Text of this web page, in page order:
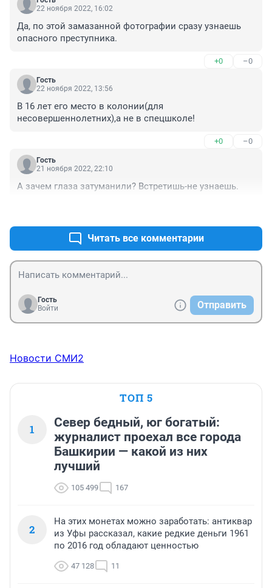
22 ноября 2022, 16:02
Да, по этой замазанной фотографии сразу узнаешь
опасного преступника.
+0 –0
Гость
22 ноября 2022, 13:56
В 16 лет его место в колонии(для
несовершеннолетних),а не в спецшколе!
+0 –0
Гость
21 ноября 2022, 22:10
А зачем глаза затуманили? Встретишь-не узнаешь.
Читать все комментарии
Гость
Войти
Отправить
Новости СМИ2
ТОП 5
1
Север бедный, юг богатый:
журналист проехал все города
Башкирии — какой из них
лучший
105 499 167
2
На этих монетах можно заработать: антиквар
из Уфы рассказал, какие редкие деньги 1961
по 2016 год обладают ценностью
47 128 11